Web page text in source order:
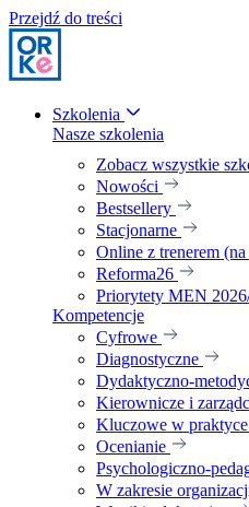
Przejdź do treści
Szkolenia
Nasze szkolenia
Zobacz wszystkie
Nowości
Bestsellery
Stacjonarne
Online z trenerem
Reforma26
Priorytety MEN
Kompetencje
Cyfrowe
Diagnostyczne
Dydaktyczno-
Kierownicze i
Kluczowe w
Ocenianie
Psychologiczno-
W zakresie